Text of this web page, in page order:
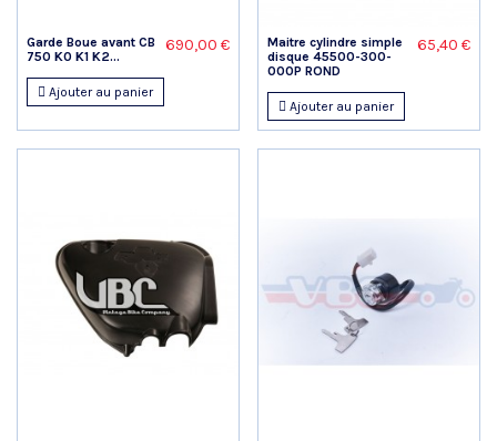
Garde Boue avant CB
750 K0 K1 K2...
690,00 €
Ajouter au panier
Maitre cylindre simple
disque 45500-300-
000P ROND
65,40 €
Ajouter au panier